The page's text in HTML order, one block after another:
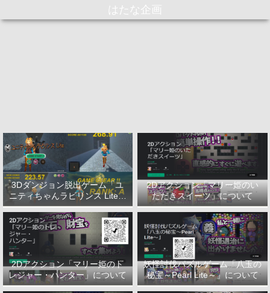
はたな企画
3Dダンジョン脱出ゲーム「ユ
ニティちゃんラビリンス Lite」
について
2Dアクション「マリー姫のい
ただきスイーツ」について
2Dアクション「マリー姫のト
レジャー・ハンター」について
妖怪討伐パズルゲーム「八玉の
秘宝～Pearl Lite～」について